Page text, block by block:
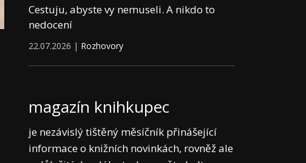
Cestuju, abyste vy nemuseli. A nikdo to
nedocení
22.07.2026 | Rozhovory
magazín knihkupec
je nezávislý tištěný měsíčník přinášející
informace o knižních novinkách, rovněž ale